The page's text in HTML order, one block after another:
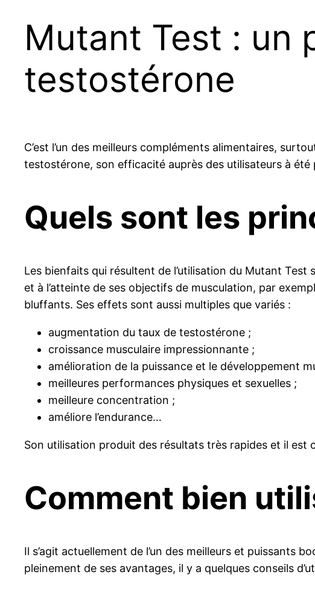
Mutant Test : un
testostérone
C’est l’un des meilleurs compléments alimentaires,
testostérone, son efficacité auprès des utilisateurs à
Quels sont les
Les bienfaits qui résultent de l’utilisation du Mutant
et à l’atteinte de ses objectifs de musculation, par
bluffants. Ses effets sont aussi multiples que variés :
augmentation du taux de testostérone ;
croissance musculaire impressionnante ;
amélioration de la puissance et le développement
meilleures performances physiques et sexuelles ;
meilleure concentration ;
améliore l’endurance…
Son utilisation produit des résultats très rapides et il est
Comment bien
Il s’agit actuellement de l’un des meilleurs et puissants
pleinement de ses avantages, il y a quelques conseils